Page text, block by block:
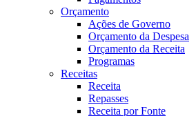
Orçamento
Ações de Governo
Orçamento da Despesa
Orçamento da Receita
Programas
Receitas
Receita
Repasses
Receita por Fonte